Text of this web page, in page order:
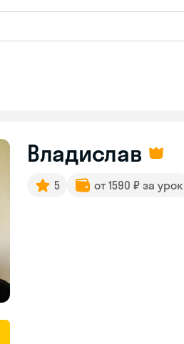
Владислав
5 от 1590 ₽ за урок